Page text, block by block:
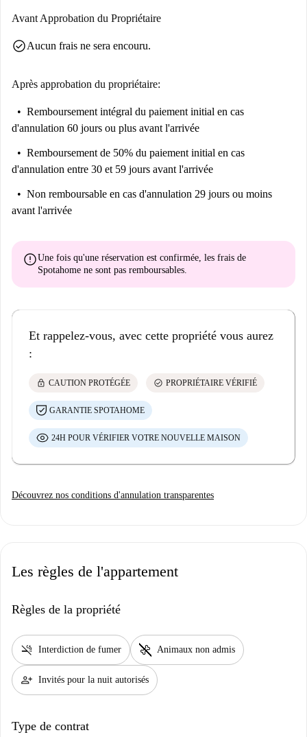
Avant Approbation du Propriétaire
check_circleAucun frais ne sera encouru.
Après approbation du propriétaire:
Remboursement intégral du paiement initial en cas
d'annulation 60 jours ou plus avant l'arrivée
Remboursement de 50% du paiement initial en cas
d'annulation entre 30 et 59 jours avant l'arrivée
Non remboursable en cas d'annulation 29 jours ou moins
avant l'arrivée
errorUne fois qu'une réservation est confirmée, les frais de
Spotahome ne sont pas remboursables.
Et rappelez-vous, avec cette propriété vous aurez
:
lock CAUTION PROTÉGÉE check_circle PROPRIÉTAIRE VÉRIFIÉ
GARANTIE SPOTAHOME
24H POUR VÉRIFIER VOTRE NOUVELLE MAISON
Découvrez nos conditions d'annulation transparentes
Les règles de l'appartement
Règles de la propriété
smoke_free Interdiction de fumer pet_supplies Animaux non admis
person_add Invités pour la nuit autorisés
Type de contrat